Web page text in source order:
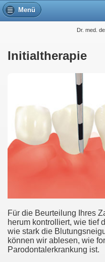
Menü
Dr. med.
Initialtherapie
Für die Beurteilung Ihres
herum kontrolliert, wie tief
wie stark die
können wir ablesen, wie
Parodontalerkrankung ist.